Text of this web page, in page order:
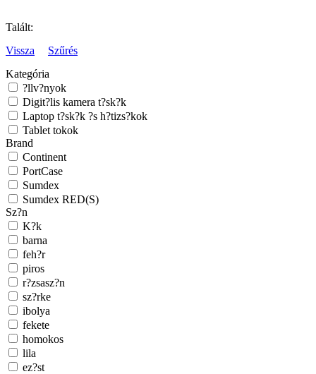
Talált:
Vissza
Szűrés
Kategória
?llv?nyok
Digit?lis kamera t?sk?k
Laptop t?sk?k ?s h?tizs?kok
Tablet tokok
Brand
Continent
PortCase
Sumdex
Sumdex RED(S)
Sz?n
K?k
barna
feh?r
piros
r?zsasz?n
sz?rke
ibolya
fekete
homokos
lila
ez?st